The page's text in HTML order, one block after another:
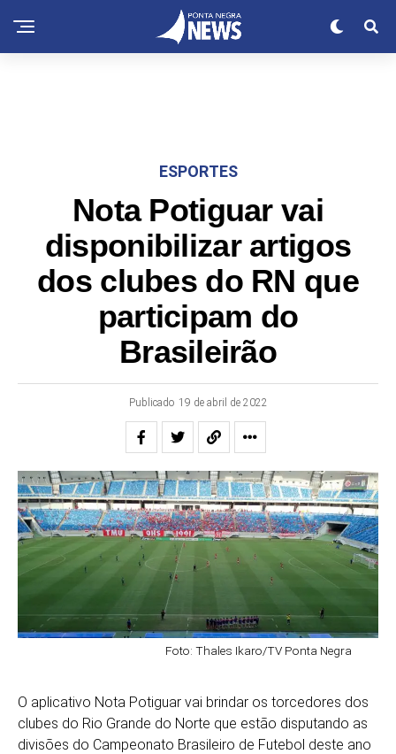
ESPORTES
Nota Potiguar vai
disponibilizar artigos
dos clubes do RN que
participam do
Brasileirão
Publicado 19 de abril de 2022
Foto: Thales Ikaro/TV Ponta Negra
O aplicativo Nota Potiguar vai brindar os torcedores dos
clubes do Rio Grande do Norte que estão disputando as
divisões do Campeonato Brasileiro de Futebol deste ano